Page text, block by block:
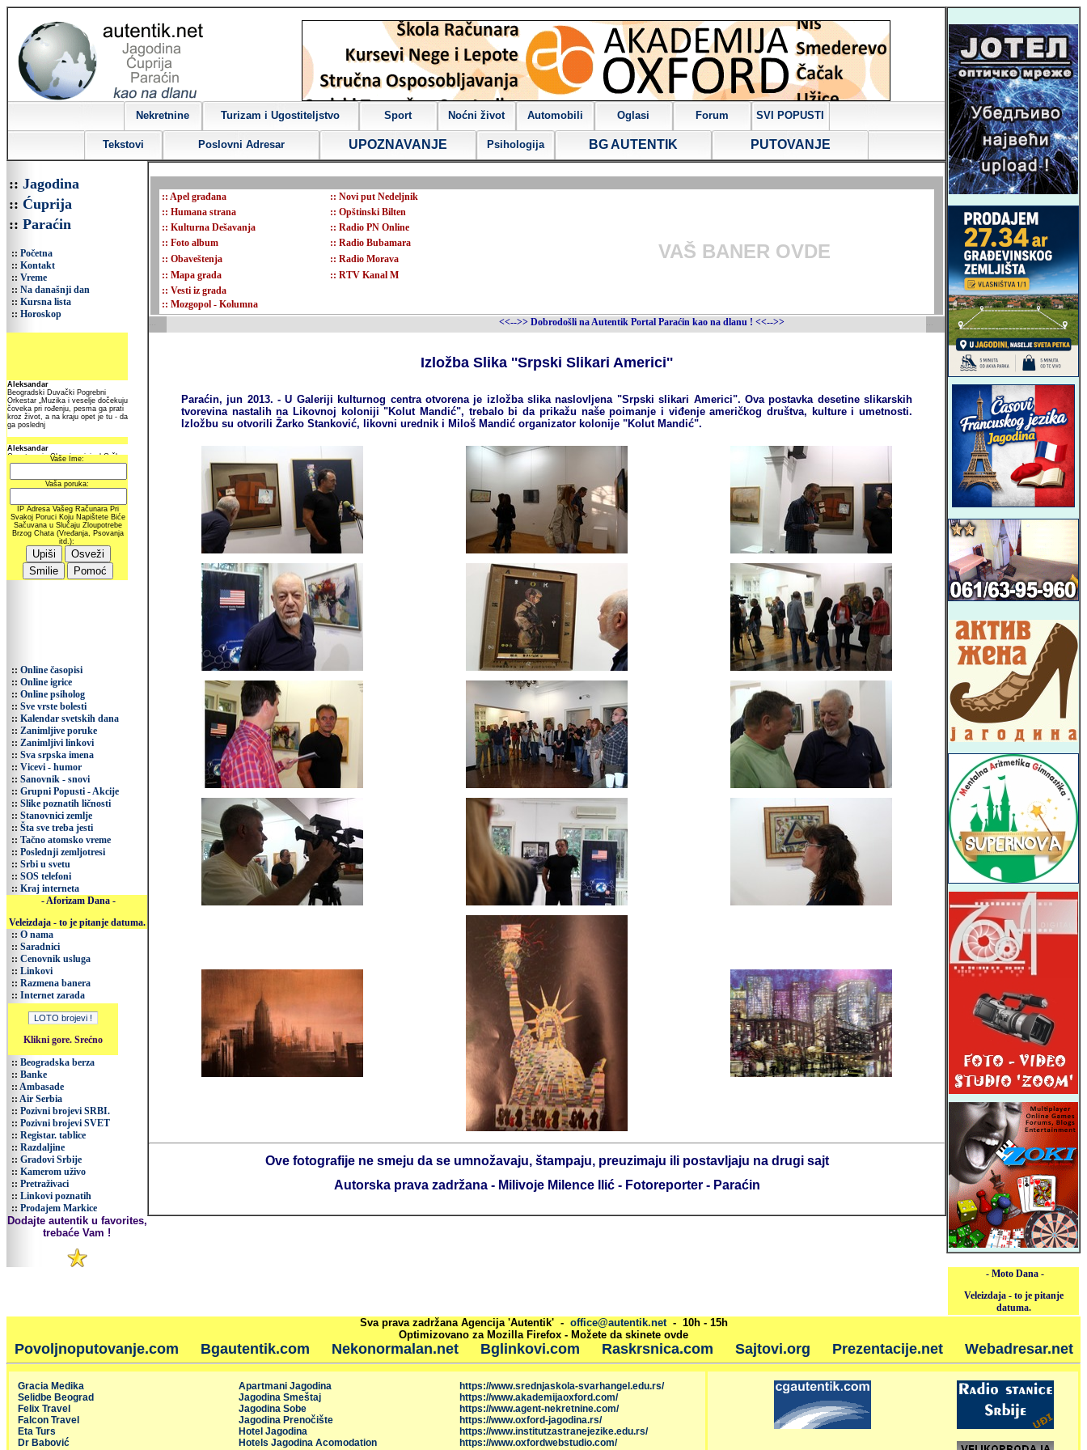
Nekretnine Turizam i Ugostiteljstvo Sport Noćni život Automobili Oglasi Forum SVI POPUSTI
Tekstovi Poslovni Adresar UPOZNAVANJE Psihologija BG AUTENTIK PUTOVANJE
:: Jagodina
:: Ćuprija
:: Paraćin
:: Početna
:: Kontakt
:: Vreme
:: Na današnji dan
:: Kursna lista
:: Horoskop
:: Online časopisi
:: Online igrice
:: Online psiholog
:: Sve vrste bolesti
:: Kalendar svetskih dana
:: Zanimljive poruke
:: Zanimljivi linkovi
:: Sva srpska imena
:: Vicevi - humor
:: Sanovnik - snovi
:: Grupni Popusti - Akcije
:: Slike poznatih ličnosti
:: Stanovnici zemlje
:: Šta sve treba jesti
:: Tačno atomsko vreme
:: Poslednji zemljotresi
:: Srbi u svetu
:: SOS telefoni
:: Kraj interneta
- Aforizam Dana -
Veleizdaja - to je pitanje datuma.
:: O nama
:: Saradnici
:: Cenovnik usluga
:: Linkovi
:: Razmena banera
:: Internet zarada
Klikni gore. Srećno
:: Beogradska berza
:: Banke
:: Ambasade
:: Air Serbia
:: Pozivni brojevi SRBI.
:: Pozivni brojevi SVET
:: Registar. tablice
:: Razdaljine
:: Gradovi Srbije
:: Kamerom uživo
:: Pretraživaci
:: Linkovi poznatih
:: Prodajem Markice
Dodajte autentik u favorites,
trebaće Vam !
:: Apel građana :: Novi put Nedeljnik
:: Humana strana :: Opštinski Bilten
:: Kulturna Dešavanja :: Radio PN Online
:: Foto album :: Radio Bubamara
:: Obaveštenja :: Radio Morava
:: Mapa grada :: RTV Kanal M
:: Vesti iz grada
:: Mozgopol - Kolumna
VAŠ BANER OVDE
<<-->> Dobrodošli na Autentik Portal Paraćin kao na dlanu ! <<-->>
Izložba Slika ''Srpski Slikari Americi''
Paraćin, jun 2013. - U Galeriji kulturnog centra otvorena je izložba slika naslovljena "Srpski slikari Americi". Ova postavka desetine slikarskih
tvorevina nastalih na Likovnoj koloniji "Kolut Mandić", trebalo bi da prikažu naše poimanje i viđenje američkog društva, kulture i umetnosti.
Izložbu su otvorili Žarko Stanković, likovni urednik i Miloš Mandić organizator kolonije "Kolut Mandić".
Ove fotografije ne smeju da se umnožavaju, štampaju, preuzimaju ili postavljaju na drugi sajt
Autorska prava zadržana - Milivoje Milence Ilić - Fotoreporter - Paraćin
- Moto Dana -
Veleizdaja - to je pitanje
datuma.
Sva prava zadržana Agencija 'Autentik' - office@autentik.net- 10h - 15h
Optimizovano za Mozilla Firefox - Možete da skinete ovde
Povoljnoputovanje.com Bgautentik.com Nekonormalan.net Bglinkovi.com Raskrsnica.com Sajtovi.org Prezentacije.net Webadresar.net
Gracia Medika
Selidbe Beograd
Felix Travel
Falcon Travel
Eta Turs
Dr Babović
Apartmani Jagodina
Jagodina Smeštaj
Jagodina Sobe
Jagodina Prenočište
Hotel Jagodina
Hotels Jagodina Acomodation
https://www.srednjaskola-svarhangel.edu.rs/
https://www.akademijaoxford.com/
https://www.agent-nekretnine.com/
https://www.oxford-jagodina.rs/
https://www.institutzastranejezike.edu.rs/
https://www.oxfordwebstudio.com/